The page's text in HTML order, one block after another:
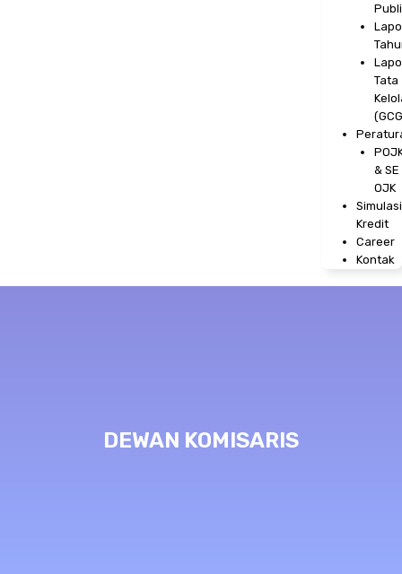
Tata
& SE
OJK
Simulasi
Kredit
Career
Kontak
DEWAN KOMISARIS